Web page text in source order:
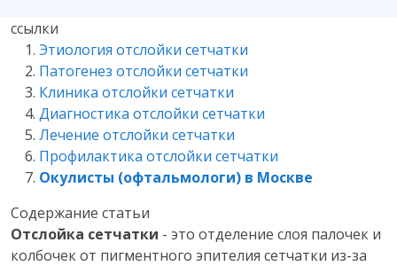
ссылки
Этиология отслойки сетчатки
Патогенез отслойки сетчатки
Клиника отслойки сетчатки
Диагностика отслойки сетчатки
Лечение отслойки сетчатки
Профилактика отслойки сетчатки
Окулисты (офтальмологи) в Москве
Содержание статьи
Отслойка сетчатки - это отделение слоя палочек и
колбочек от пигментного эпителия сетчатки из-за